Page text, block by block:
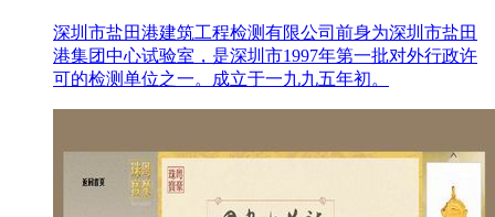
深圳市盐田港建筑工程检测有限公司前身为深圳市盐田
港集团中心试验室，是深圳市1997年第一批对外行政许
可的检测单位之一。成立于一九九五年初。